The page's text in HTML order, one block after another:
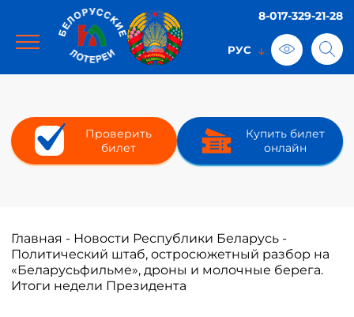
8-017-329-21-28
Проверить
билет
Купить билет
онлайн
Главная - Новости Республики Беларусь -
Политический штаб, остросюжетный разбор на
«Беларусьфильме», дроны и молочные берега.
Итоги недели Президента